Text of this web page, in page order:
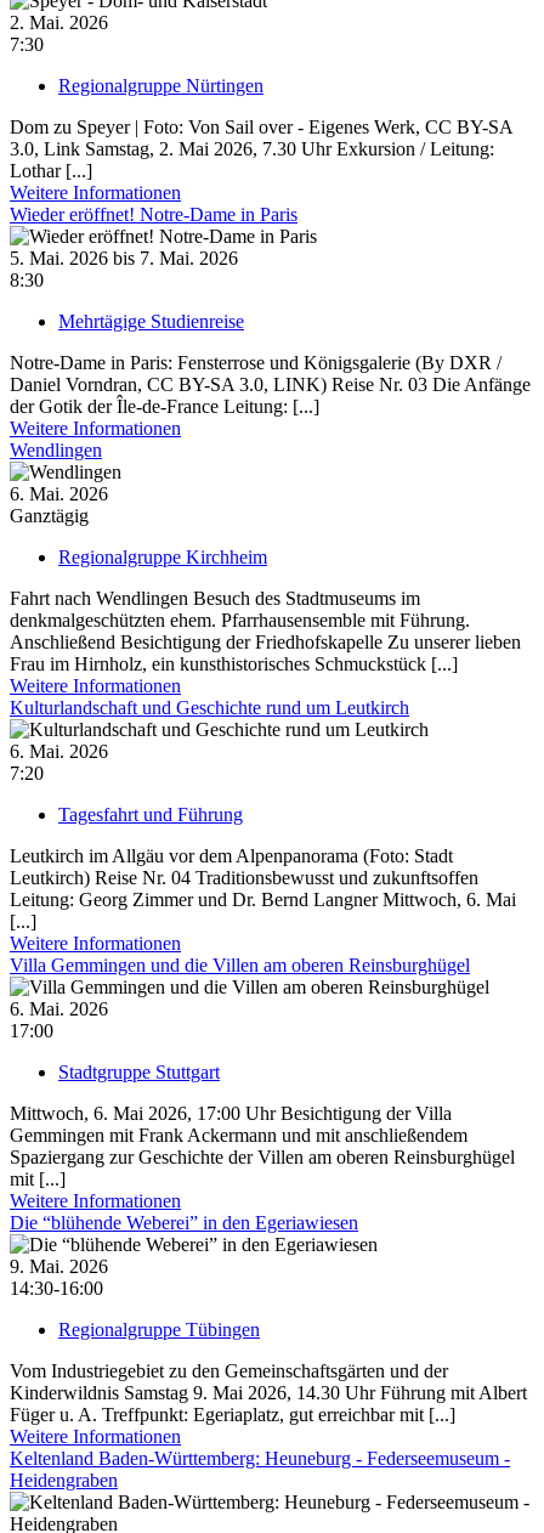
2. Mai. 2026
7:30
Regionalgruppe Nürtingen
Dom zu Speyer | Foto: Von Sail over - Eigenes Werk, CC BY-SA
3.0, Link Samstag, 2. Mai 2026, 7.30 Uhr Exkursion / Leitung:
Lothar [...]
Weitere Informationen
Wieder eröffnet! Notre-Dame in Paris
5. Mai. 2026 bis 7. Mai. 2026
8:30
Mehrtägige Studienreise
Notre-Dame in Paris: Fensterrose und Königsgalerie (By DXR /
Daniel Vorndran, CC BY-SA 3.0, LINK) Reise Nr. 03 Die Anfänge
der Gotik der Île-de-France Leitung: [...]
Weitere Informationen
Wendlingen
6. Mai. 2026
Ganztägig
Regionalgruppe Kirchheim
Fahrt nach Wendlingen Besuch des Stadtmuseums im
denkmalgeschützten ehem. Pfarrhausensemble mit Führung.
Anschließend Besichtigung der Friedhofskapelle Zu unserer lieben
Frau im Hirnholz, ein kunsthistorisches Schmuckstück [...]
Weitere Informationen
Kulturlandschaft und Geschichte rund um Leutkirch
6. Mai. 2026
7:20
Tagesfahrt und Führung
Leutkirch im Allgäu vor dem Alpenpanorama (Foto: Stadt
Leutkirch) Reise Nr. 04 Traditionsbewusst und zukunftsoffen
Leitung: Georg Zimmer und Dr. Bernd Langner Mittwoch, 6. Mai
[...]
Weitere Informationen
Villa Gemmingen und die Villen am oberen Reinsburghügel
6. Mai. 2026
17:00
Stadtgruppe Stuttgart
Mittwoch, 6. Mai 2026, 17:00 Uhr Besichtigung der Villa
Gemmingen mit Frank Ackermann und mit anschließendem
Spaziergang zur Geschichte der Villen am oberen Reinsburghügel
mit [...]
Weitere Informationen
Die “blühende Weberei” in den Egeriawiesen
9. Mai. 2026
14:30-16:00
Regionalgruppe Tübingen
Vom Industriegebiet zu den Gemeinschaftsgärten und der
Kinderwildnis Samstag 9. Mai 2026, 14.30 Uhr Führung mit Albert
Füger u. A. Treffpunkt: Egeriaplatz, gut erreichbar mit [...]
Weitere Informationen
Keltenland Baden-Württemberg: Heuneburg - Federseemuseum -
Heidengraben